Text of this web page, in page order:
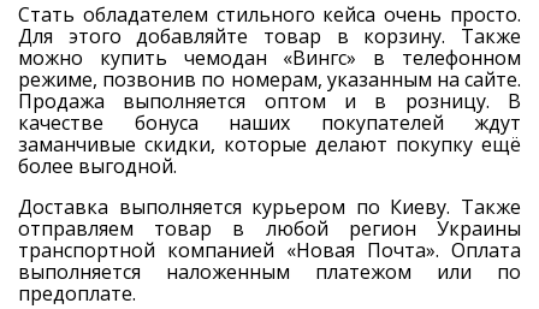
Стать обладателем стильного кейса очень просто.
Для этого добавляйте товар в корзину. Также
можно купить чемодан «Вингс» в телефонном
режиме, позвонив по номерам, указанным на сайте.
Продажа выполняется оптом и в розницу. В
качестве бонуса наших покупателей ждут
заманчивые скидки, которые делают покупку ещё
более выгодной.
Доставка выполняется курьером по Киеву. Также
отправляем товар в любой регион Украины
транспортной компанией «Новая Почта». Оплата
выполняется наложенным платежом или по
предоплате.